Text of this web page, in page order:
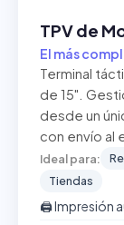
TPV de
El más
Terminal
de 15".
desde un
con envío al
Ideal para:
Tiendas
🖨️ Impresión